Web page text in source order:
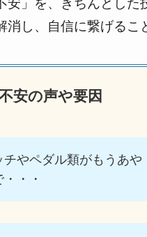
安」を、きちんとした
消し、自信に繋げるこ
安の声や要因
チやペダル類がもうあや
・・